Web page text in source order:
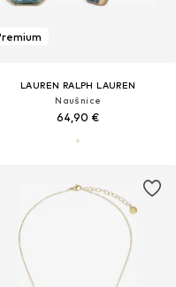
LAUREN RALPH LAUREN
Naušnice
64,90 €